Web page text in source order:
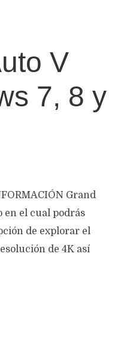
V
7, 8 y
Grand
en el cual podrás
de explorar el
de 4K así